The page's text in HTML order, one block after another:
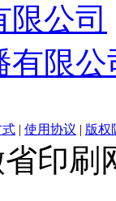
公司
有限公
式 | 使用协议 | 版权
印刷